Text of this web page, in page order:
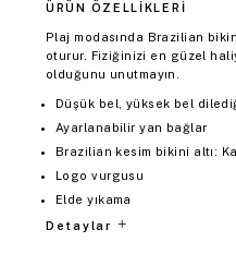
ÜRÜN ÖZELLIKLERI
Plaj modasında Brazilian
oturur. Fiziğinizi en güzel
olduğunu unutmayın.
Düşük bel, yüksek bel
Ayarlanabilir yan bağlar
Brazilian kesim bikini altı:
Logo vurgusu
Elde yıkama
Detaylar